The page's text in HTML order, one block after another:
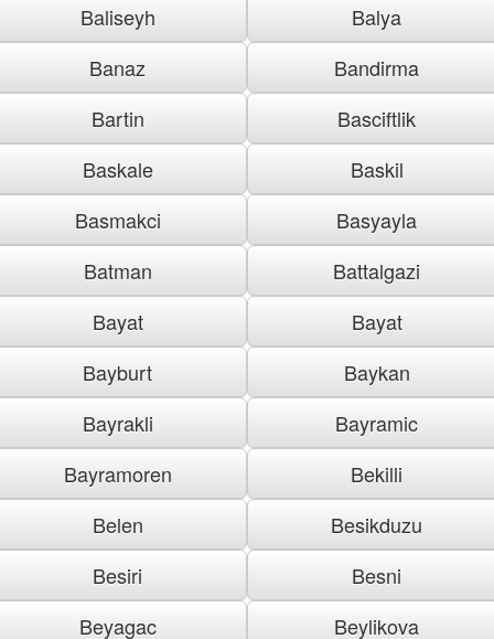
Baliseyh
Balya
Banaz
Bandirma
Bartin
Basciftlik
Baskale
Baskil
Basmakci
Basyayla
Batman
Battalgazi
Bayat
Bayat
Bayburt
Baykan
Bayrakli
Bayramic
Bayramoren
Bekilli
Belen
Besikduzu
Besiri
Besni
Beyagac
Beylikova